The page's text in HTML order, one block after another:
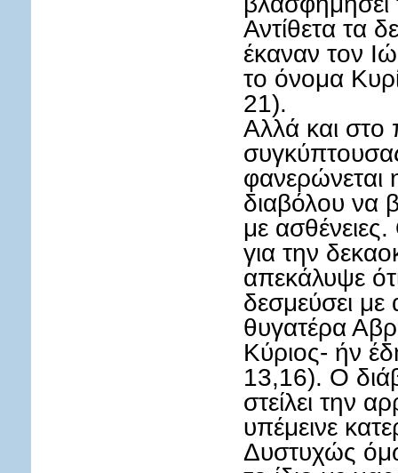
Αντίθετα τα
έκαναν τον
το όνομα
21).
Αλλά και στο
φανερώνεται
διαβόλου να
με
για την
απεκάλυψε
δεσμεύσει
θυγατέρα
Κύριος- ήν
13,16). Ο
στείλει την
υπέμεινε
Δυστυχώς